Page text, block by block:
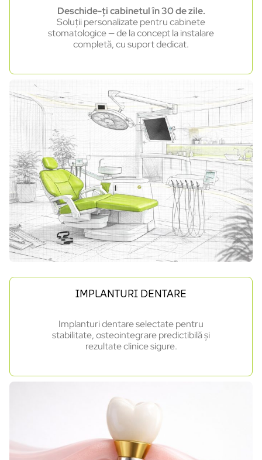
Deschide-ți cabinetul în 30 de zile.
Soluții personalizate pentru cabinete
stomatologice — de la concept la instalare
completă, cu suport dedicat.
IMPLANTURI DENTARE
Implanturi dentare selectate pentru
stabilitate, osteointegrare predictibilă și
rezultate clinice sigure.